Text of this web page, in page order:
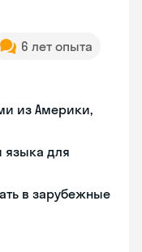
6 лет опыта
из Америки,
языка для
в зарубежные